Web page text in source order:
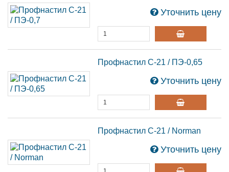
Уточнить цену
Профнастил С-21 / ПЭ-0,65
Уточнить цену
Профнастил С-21 / Norman
Уточнить цену